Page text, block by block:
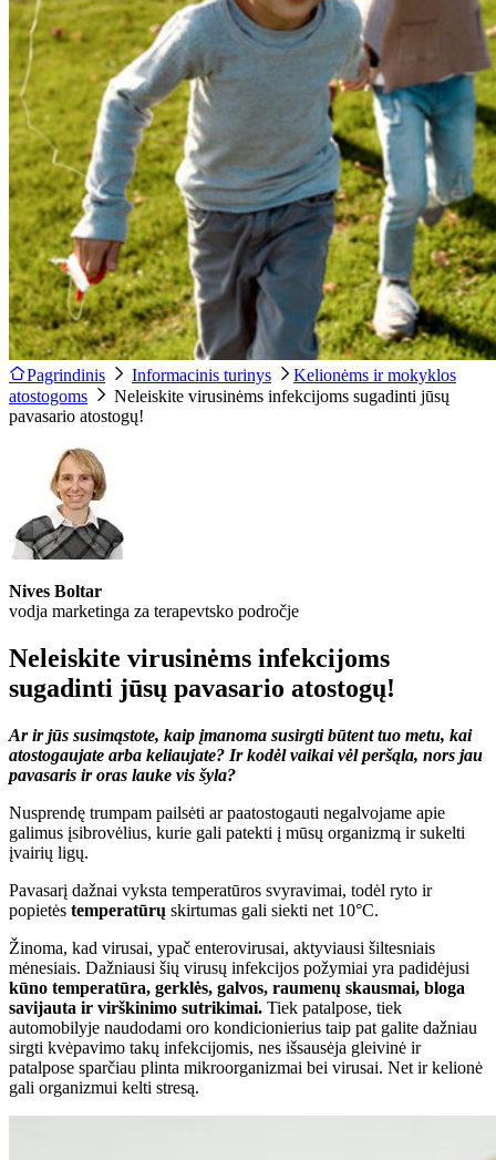
Pagrindinis Informacinis turinys
Kelionėms ir mokyklos
atostogoms
Neleiskite virusinėms infekcijoms sugadinti jūsų
pavasario atostogų!
Nives Boltar
vodja marketinga za terapevtsko področje
Neleiskite virusinėms infekcijoms
sugadinti jūsų pavasario atostogų!
Ar ir jūs susimąstote, kaip įmanoma susirgti būtent tuo metu, kai
atostogaujate arba keliaujate? Ir kodėl vaikai vėl peršąla, nors jau
pavasaris ir oras lauke vis šyla?
Nusprendę trumpam pailsėti ar paatostogauti negalvojame apie
galimus įsibrovėlius, kurie gali patekti į mūsų organizmą ir sukelti
įvairių ligų.
Pavasarį dažnai vyksta temperatūros svyravimai, todėl ryto ir
popietės temperatūrų skirtumas gali siekti net 10°C.
Žinoma, kad virusai, ypač enterovirusai, aktyviausi šiltesniais
mėnesiais. Dažniausi šių virusų infekcijos požymiai yra padidėjusi
kūno temperatūra, gerklės, galvos, raumenų skausmai, bloga
savijauta ir virškinimo sutrikimai. Tiek patalpose, tiek
automobilyje naudodami oro kondicionierius taip pat galite dažniau
sirgti kvėpavimo takų infekcijomis, nes išsausėja gleivinė ir
patalpose sparčiau plinta mikroorganizmai bei virusai. Net ir kelionė
gali organizmui kelti stresą.